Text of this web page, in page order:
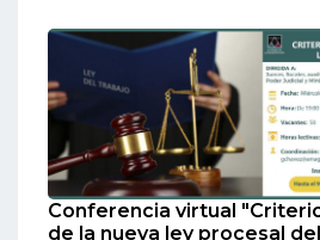
Conferencia virtual
de la nueva ley procesal